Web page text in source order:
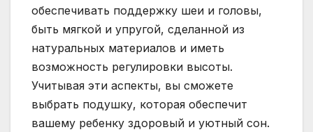
обеспечивать поддержку шеи и головы,
быть мягкой и упругой, сделанной из
натуральных материалов и иметь
возможность регулировки высоты.
Учитывая эти аспекты, вы сможете
выбрать подушку, которая обеспечит
вашему ребенку здоровый и уютный сон.